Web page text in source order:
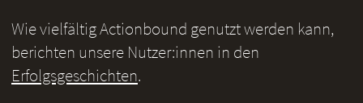
Wie vielfältig Actionbound genutzt werden kann,
berichten unsere Nutzer:innen in den
Erfolgsgeschichten.